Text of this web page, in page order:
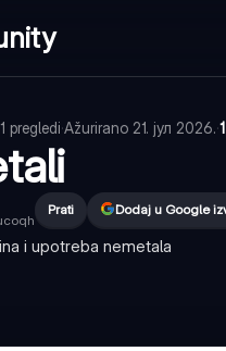
pregledi·Ažurirano 21. јул 2026.·
Prati Dodaj u Google
i upotreba nemetala